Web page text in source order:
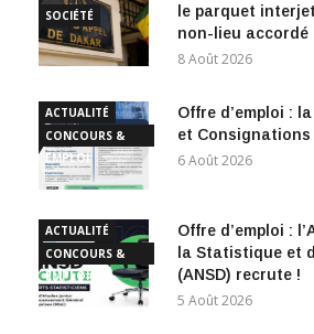
SOCIÉTÉ
le parquet
non-lieu accordé
8 Août 2026
ACTUALITÉ
CONCOURS &
EMPLOI
Offre d’emploi :
et Consignations
6 Août 2026
ACTUALITÉ
CONCOURS &
EMPLOI
Offre d’emploi :
la Statistique et
(ANSD) recrute !
5 Août 2026